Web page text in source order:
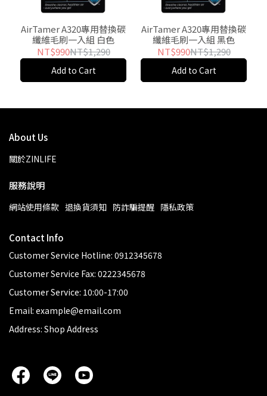
AirTamer A320專用替換碳
纖維毛刷一入組 白色
NT$990NT$1,290
Add to Cart
AirTamer A320專用替換碳
纖維毛刷一入組 黑色
NT$990NT$1,290
Add to Cart
About Us
關於ZINLIFE
服務說明
網站使用條款 退換貨須知 防詐騙提醒 隱私政策
Contact Info
Customer Service Hotline: 0912345678
Customer Service Fax: 0222345678
Customer Service: 10:00-17:00
Email: example@email.com
Address: Shop Address